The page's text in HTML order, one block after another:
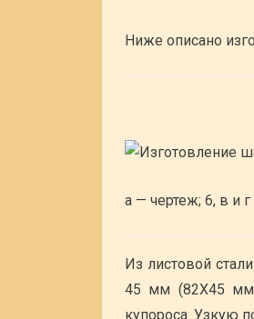
Ниже описано
а — чертеж; 6, в и
Из листовой
45 мм (82X45
купороса. Узкую